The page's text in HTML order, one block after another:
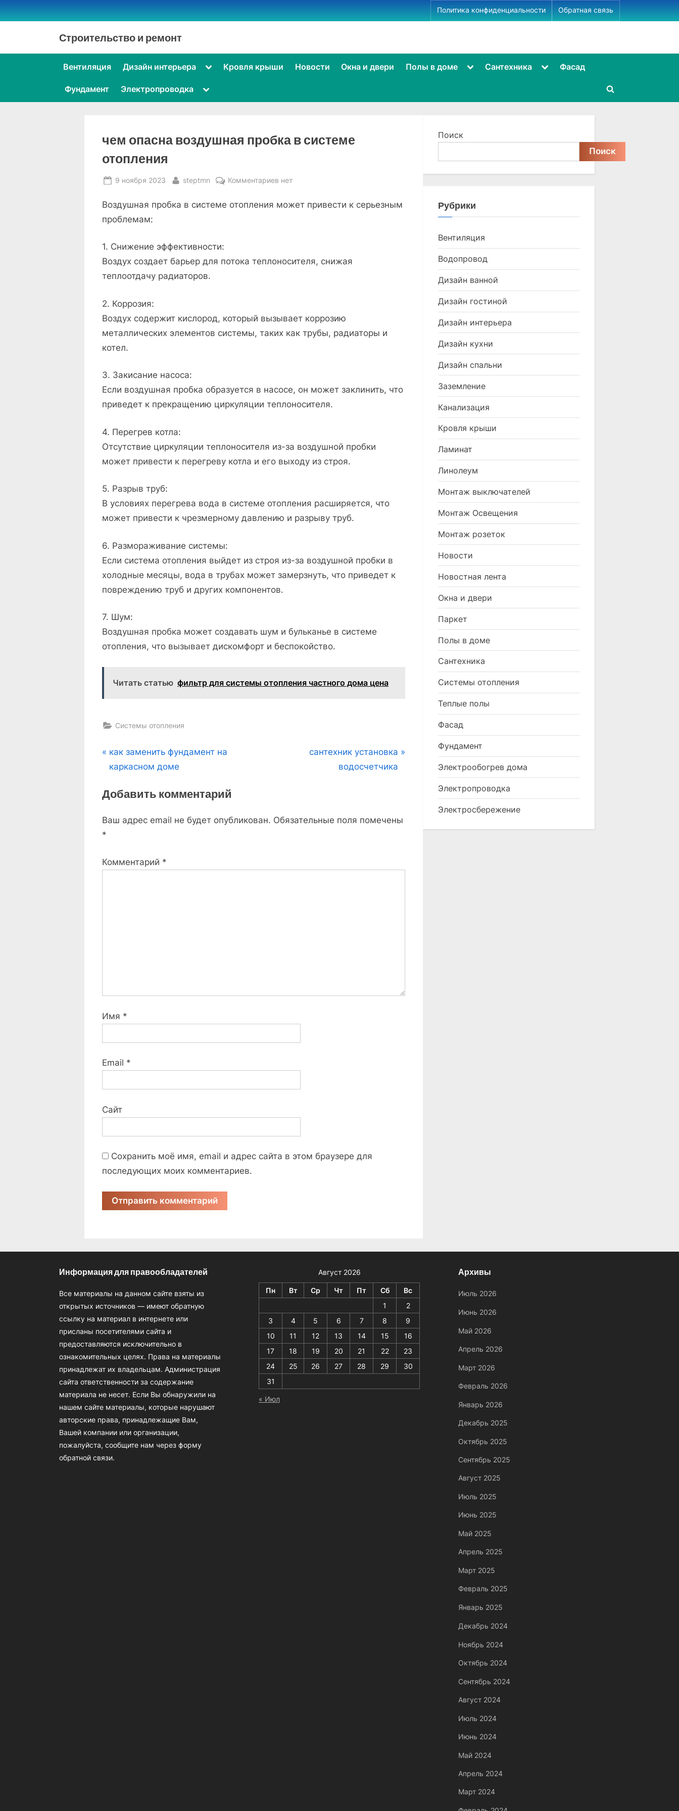
Skip
to
Политика конфиденциальности Обратная связь
Строительство и ремонт
Вентиляция Дизайн интерьера
ToggleКровля крыши Новости Окна и двери Полы в доме
ToggleСантехника
ToggleФасад
Фундамент Электропроводка
Toggle
menu
Toggle
чем опасна воздушная пробка в системе
отопления
Posted
9 ноября 2023 By
steptmn Комментариев к
чем
нет
Воздушная пробка в системе отопления может привести к серьезным
проблемам:
1. Снижение эффективности:
Воздух создает барьер для потока теплоносителя, снижая
теплоотдачу радиаторов.
2. Коррозия:
Воздух содержит кислород, который вызывает коррозию
металлических элементов системы, таких как трубы, радиаторы и
котел.
3. Закисание насоса:
Если воздушная пробка образуется в насосе, он может заклинить, что
приведет к прекращению циркуляции теплоносителя.
4. Перегрев котла:
Отсутствие циркуляции теплоносителя из-за воздушной пробки
может привести к перегреву котла и его выходу из строя.
5. Разрыв труб:
В условиях перегрева вода в системе отопления расширяется, что
может привести к чрезмерному давлению и разрыву труб.
6. Размораживание системы:
Если система отопления выйдет из строя из-за воздушной пробки в
холодные месяцы, вода в трубах может замерзнуть, что приведет к
повреждению труб и других компонентов.
7. Шум:
Воздушная пробка может создавать шум и бульканье в системе
отопления, что вызывает дискомфорт и беспокойство.
Читать статью фильтр для системы отопления частного дома цена
Системы отопления
Навигация
записям
P
r
v
o
P
как заменить фундамент на
каркасном доме
N
o
:
сантехник установка
водосчетчика
Добавить комментарий
Ваш адрес email не будет опубликован. Обязательные поля помечены
*
Комментарий *
Имя *
Email *
Сайт
Сохранить моё имя, email и адрес сайта в этом браузере для
последующих моих комментариев.
Поиск
Поиск
Рубрики
Вентиляция
Водопровод
Дизайн ванной
Дизайн гостиной
Дизайн интерьера
Дизайн кухни
Дизайн спальни
Заземление
Канализация
Кровля крыши
Ламинат
Линолеум
Монтаж выключателей
Монтаж Освещения
Монтаж розеток
Новости
Новостная лента
Окна и двери
Паркет
Полы в доме
Сантехника
Системы отопления
Теплые полы
Фасад
Фундамент
Электрообогрев дома
Электропроводка
Электросбережение
Информация для правообладателей
Все материалы на данном сайте взяты из
открытых источников — имеют обратную
ссылку на материал в интернете или
присланы посетителями сайта и
предоставляются исключительно в
ознакомительных целях. Права на материалы
принадлежат их владельцам. Администрация
сайта ответственности за содержание
материала не несет. Если Вы обнаружили на
нашем сайте материалы, которые нарушают
авторские права, принадлежащие Вам,
Вашей компании или организации,
пожалуйста, сообщите нам через форму
обратной связи.
Август 2026
Пн Вт Ср Чт Пт Сб
Вс
1
2
3
4 5 6 7 8
9
10
11 12 13 14 15
16
17
18 19 20 21 22
23
24
25 26 27 28 29
30
31
« Июл
Архивы
Июль 2026
Июнь 2026
Май 2026
Апрель 2026
Март 2026
Февраль 2026
Январь 2026
Декабрь 2025
Октябрь 2025
Сентябрь 2025
Август 2025
Июль 2025
Июнь 2025
Май 2025
Апрель 2025
Март 2025
Февраль 2025
Январь 2025
Декабрь 2024
Ноябрь 2024
Октябрь 2024
Сентябрь 2024
Август 2024
Июль 2024
Июнь 2024
Май 2024
Апрель 2024
Март 2024